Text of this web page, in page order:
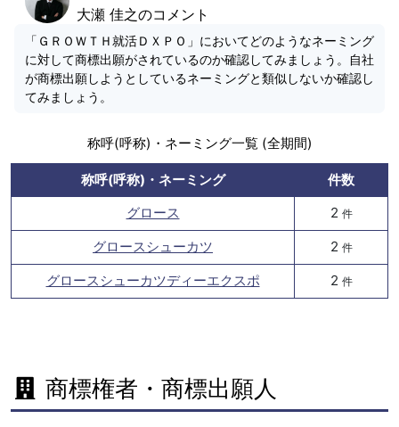
大瀬 佳之のコメント
「ＧＲＯＷＴＨ就活ＤＸＰＯ」においてどのようなネーミング
に対して商標出願がされているのか確認してみましょう。自社
が商標出願しようとしているネーミングと類似しないか確認し
てみましょう。
称呼(呼称)・ネーミング一覧 (全期間)
称呼(呼称)・ネーミング
件数
グロース
2 件
グロースシューカツ 2 件
グロースシューカツディーエクスポ 2 件
商標権者・商標出願人